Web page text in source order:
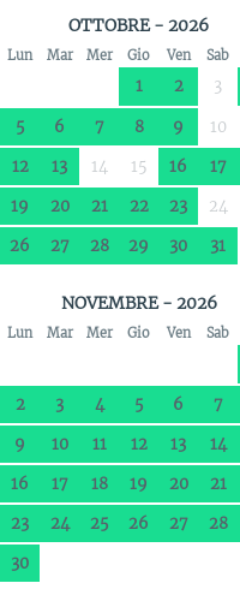
OTTOBRE - 2026
Lun Mar Mer Gio Ven Sab
1 2 3
5
6 7 8 9 10
12
13 14 15 16 17
19
20 21 22 23 24
26
27 28 29 30 31
NOVEMBRE - 2026
Lun Mar Mer Gio Ven Sab
2
3 4 5 6 7
9
10 11 12 13 14
16
17 18 19 20 21
23
24 25 26 27 28
30